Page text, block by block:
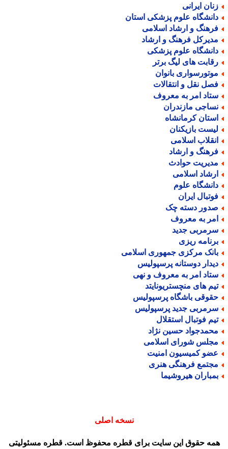
ایرانی
علوم پزشکی استان
و ارشاد اسلامی
فرهنگ و ارشاد
علوم پزشکی
های لیگ برتر
بانوان
نقل و انتقالات
امر به معروف
مازندران
کرمانشاه
بازیکنان
اسلامی
و ارشاد
حوادث
اسلامی
علوم
ایران
دسته چک
به معروف
جدید
ریزی
مرکزی جمهوری اسلامی
دوستانه پرسپولیس
امر به معروف و نهی
های منچستریونایتد
باشگاه پرسپولیس
جدید پرسپولیس
فوتبال استقلال
حسین نژاد
شورای اسلامی
کمیسیون امنیت
فرهنگی هنری
هیروشیما
نسخه اصلی
حقوق این سایت برای قطره محفوظ است. قطره مسئولیتی